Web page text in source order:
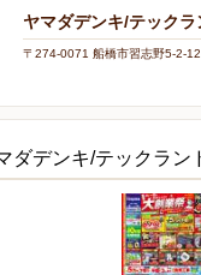
ヤマダデンキ/テック
〒274-0071 船橋市習志野5-2-12
ダデンキ/テックラン